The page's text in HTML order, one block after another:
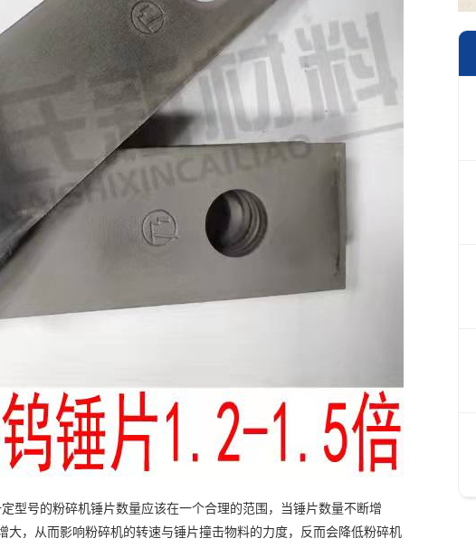
型号的粉碎机锤片数量应该在一个合理的范围，当锤片数量不断增
，从而影响粉碎机的转速与锤片撞击物料的力度，反而会降低粉碎机